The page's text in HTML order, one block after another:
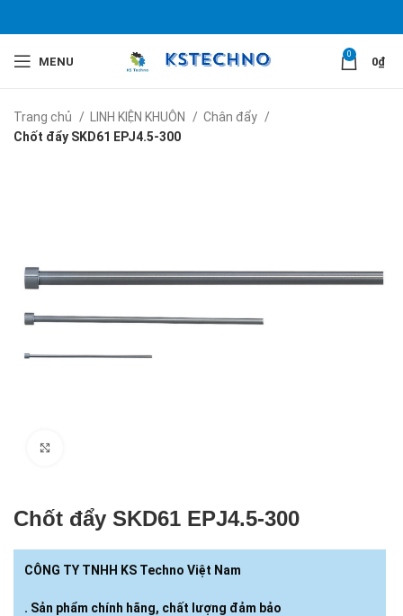
MENU
0
0₫
Trang chủ LINH KIỆN KHUÔN
Chân đẩy
Chốt đẩy SKD61 EPJ4.5-​300
Chốt đẩy SKD61 EPJ4.5-​300
CÔNG TY TNHH KS Techno Việt Nam
. Sản phẩm chính hãng, chất lượng đảm bảo